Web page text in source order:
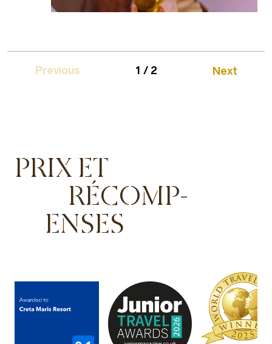
Previous 1 / 2 Next
PRIX ET
RÉCOMP-
ENSES